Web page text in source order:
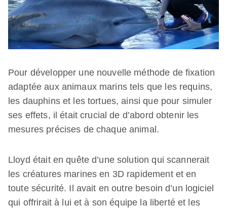
Pour développer une nouvelle méthode de fixation
adaptée aux animaux marins tels que les requins,
les dauphins et les tortues, ainsi que pour simuler
ses effets, il était crucial de d’abord obtenir les
mesures précises de chaque animal.
Lloyd était en quête d’une solution qui scannerait
les créatures marines en 3D rapidement et en
toute sécurité. Il avait en outre besoin d’un logiciel
qui offrirait à lui et à son équipe la liberté et les